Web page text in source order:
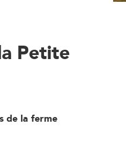
Petite
de la ferme